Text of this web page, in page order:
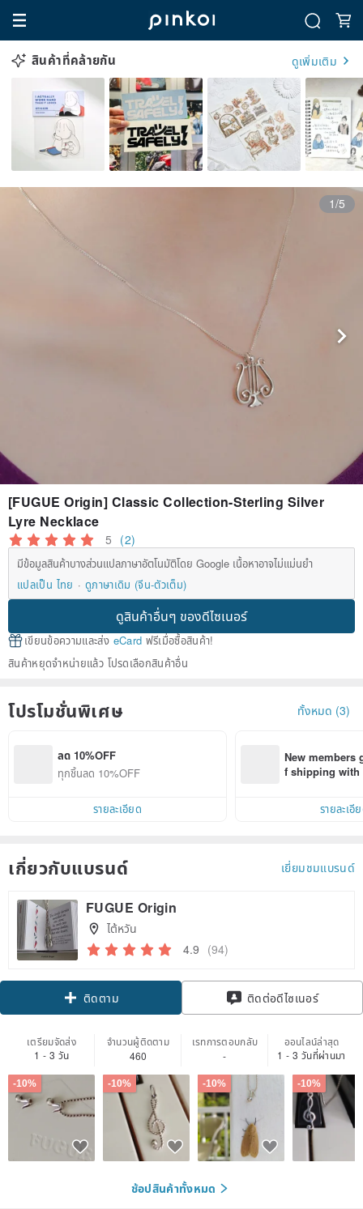
สินค้าที่คล้ายกัน ดูเพิ่มเติม
1/5
[FUGUE Origin] Classic Collection-Sterling Silver
Lyre Necklace
5 (2)
มีข้อมูลสินค้าบางส่วนแปลภาษาอัตโนมัติโดย Google เนื้อหาอาจไม่แม่นยำ
แปลเป็น ไทย
ดูภาษาเดิม (จีน-ตัวเต็ม)
ดูสินค้าอื่นๆ ของดีไซเนอร์
เขียนข้อความและส่ง eCard ฟรีเมื่อซื้อสินค้า!
สินค้าหยุดจำหน่ายแล้ว โปรดเลือกสินค้าอื่น
โปรโมชั่นพิเศษ ทั้งหมด (3)
ลด 10%OFF
ทุกชิ้นลด 10%OFF
รายละเอียด
New members
f shipping
within 7 days!
รายละเอี
เกี่ยวกับแบรนด์ เยี่ยมชมแบรนด์
FUGUE Origin
ไต้หวัน
4.9 (94)
ติดตาม ติดต่อดีไซเนอร์
เตรียมจัดส่ง
1 - 3 วัน
จำนวนผู้ติดตาม
460
เรทการตอบกลับ
-
ออนไลน์ล่าสุด
1 - 3 วันที่ผ่านมา
-10% -10% -10% -10%
ช้อปสินค้าทั้งหมด